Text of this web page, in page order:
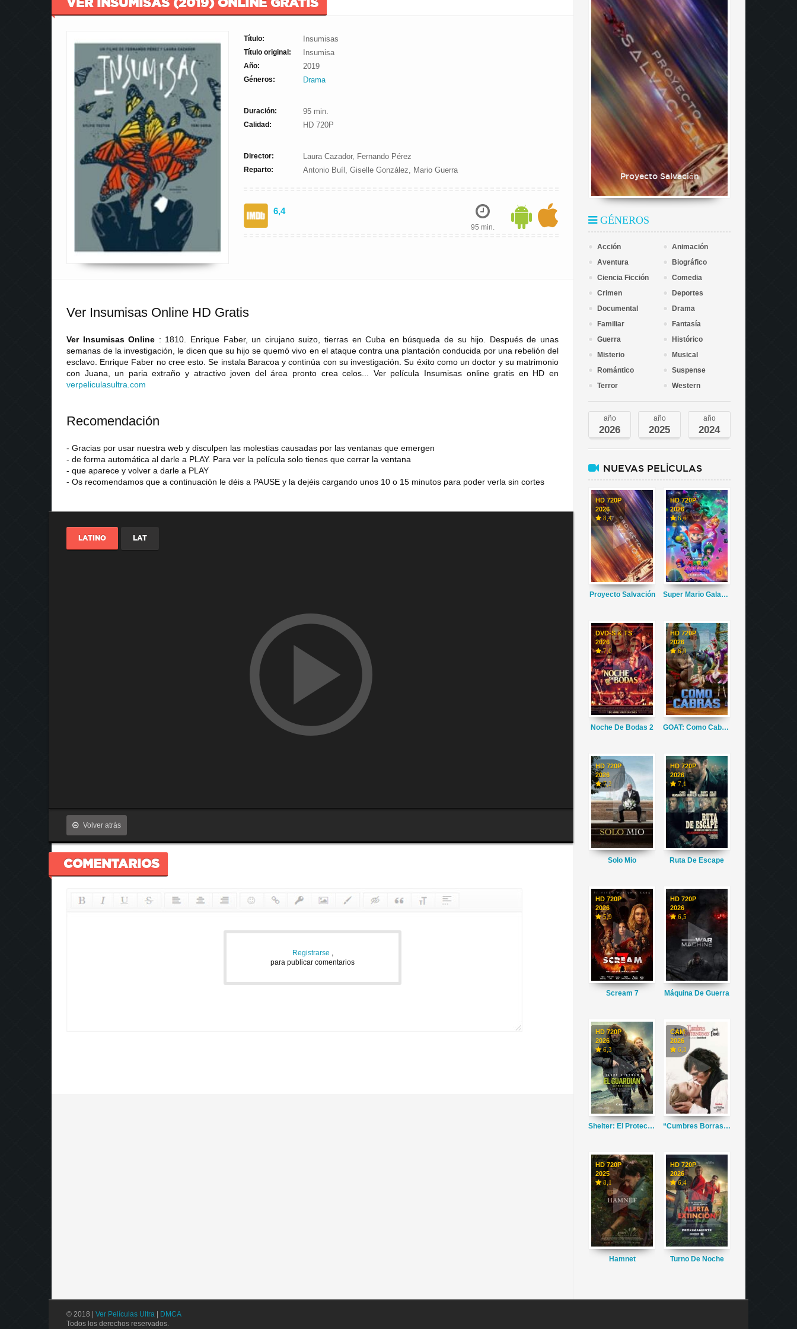
Título: Insumisas
Título original: Insumisa
Año: 2019
Géneros: Drama
Duración: 95 min.
Calidad: HD 720P
Director: Laura Cazador, Fernando Pérez
Reparto: Antonio Buíl, Giselle González, Mario Guerra
6,4
95 min.
Ver Insumisas Online HD Gratis
Ver Insumisas Online : 1810. Enrique Faber, un cirujano suizo, tierras en Cuba en búsqueda de su hijo. Después de unas
semanas de la investigación, le dicen que su hijo se quemó vivo en el ataque contra una plantación conducida por una rebelión del
esclavo. Enrique Faber no cree esto. Se instala Baracoa y continúa con su investigación. Su éxito como un doctor y su matrimonio
con Juana, un paria extraño y atractivo joven del área pronto crea celos... Ver película Insumisas online gratis en HD en
verpeliculasultra com
Recomendación
- Gracias por usar nuestra web y disculpen las molestias causadas por las ventanas que emergen
- de forma automática al darle a PLAY. Para ver la película solo tienes que cerrar la ventana
- que aparece y volver a darle a PLAY
- Os recomendamos que a continuación le déis a PAUSE y la dejéis cargando unos 10 o 15 minutos para poder verla sin cortes
LATINO LAT
Volver atrás
COMENTARIOS
Registrarse ,
para publicar comentarios
Proyecto Salvación
GÉNEROS
Acción
Animación
Aventura
Biográfico
Ciencia Ficción
Comedia
Crimen
Deportes
Documental
Drama
Familiar
Fantasía
Guerra
Histórico
Misterio
Musical
Romántico
Suspense
Terror
Western
año
2026
año
2025
año
2024
NUEVAS PELÍCULAS
HD 720P
2026
8,4
Proyecto Salvación
HD 720P
2026
6,6
Super Mario Galaxy La Película
DVD-S & TS
2026
7,0
Noche De Bodas 2
HD 720P
2026
6,9
GOAT: Como Cabras
HD 720P
2026
7,2
Solo Mio
HD 720P
2026
7,1
Ruta De Escape
HD 720P
2026
5,9
Scream 7
HD 720P
2026
6,5
Máquina De Guerra
HD 720P
2026
6,3
Shelter: El Protector
CAM
2026
6,3
“Cumbres Borrascosas”
HD 720P
2025
8,1
Hamnet
HD 720P
2026
6,4
Turno De Noche
© 2018 | Ver Películas Ultra
DMCA
Todos los derechos reservados.